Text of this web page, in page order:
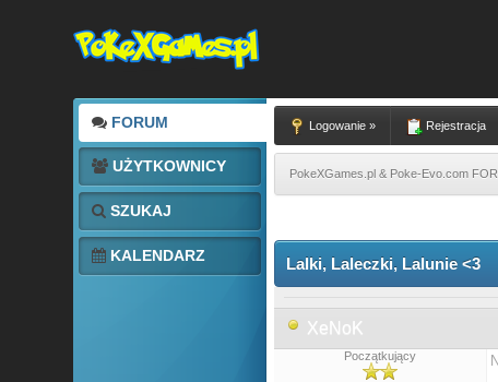
FORUM
UŻYTKOWNICY
SZUKAJ
KALENDARZ
Logowanie » Rejestracja
PokeXGames.pl & Poke-Evo.com
0 głosów - średnia: 0
1
2
3
4
5
Lalki, Laleczki, Lalunie <3
XeNoK
Początkujący